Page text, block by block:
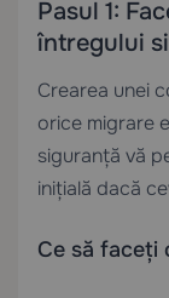
Pasul 1:
întregului
Crearea unei
orice migrare
siguranță vă
inițială dacă
Ce să faceți